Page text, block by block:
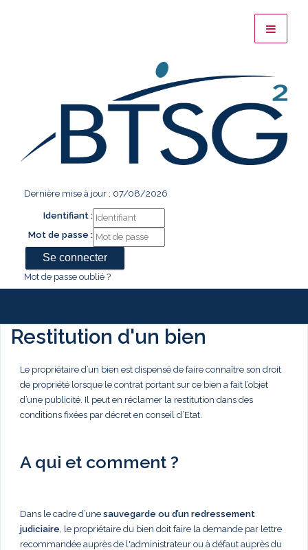
Dernière mise à jour : 07/08/2026
Identifiant :
Mot de passe :
Mot de passe oublié ?
Restitution d'un bien
Le propriétaire d’un bien est dispensé de faire connaître son droit
de propriété lorsque le contrat portant sur ce bien a fait l’objet
d’une publicité. Il peut en réclamer la restitution dans des
conditions fixées par décret en conseil d’Etat.
A qui et comment ?
Dans le cadre d’une sauvegarde ou d’un redressement
judiciaire , le propriétaire du bien doit faire la demande par lettre
recommandée auprès de l'administrateur ou à défaut auprès du